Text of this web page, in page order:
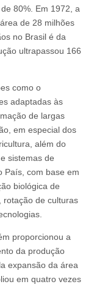
80%. Em 1972, a
de 28 milhões
no Brasil é da
ultrapassou 166
como o
adaptadas às
de largas
em especial dos
além do
sistemas de
País, com base em
biológica de
rotação de culturas
proporcionou a
da produção
expansão da área
em quatro vezes